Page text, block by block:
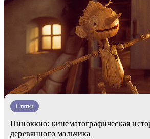
Статьи
Пиноккио: кинематографическая
деревянного мальчика